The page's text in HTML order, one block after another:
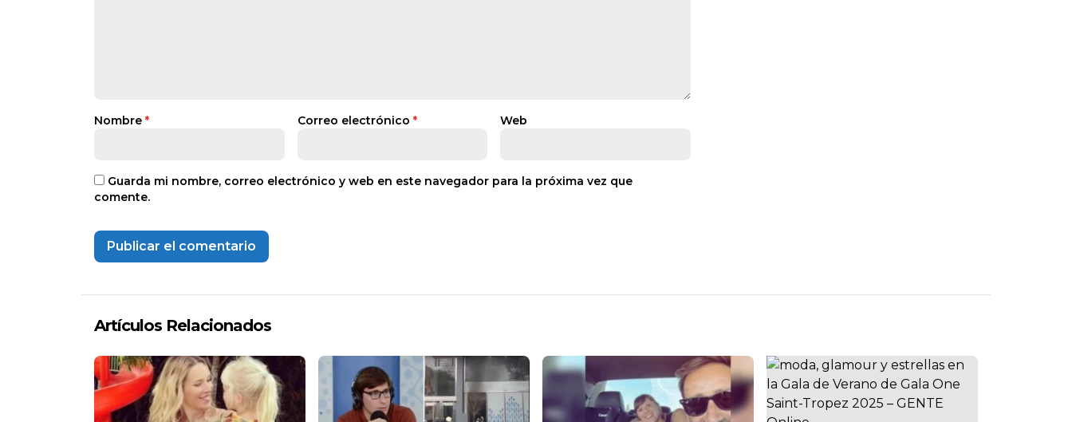
Nombre * Correo electrónico * Web
Guarda mi nombre, correo electrónico y web en este navegador para la próxima vez que
comente.
Artículos Relacionados